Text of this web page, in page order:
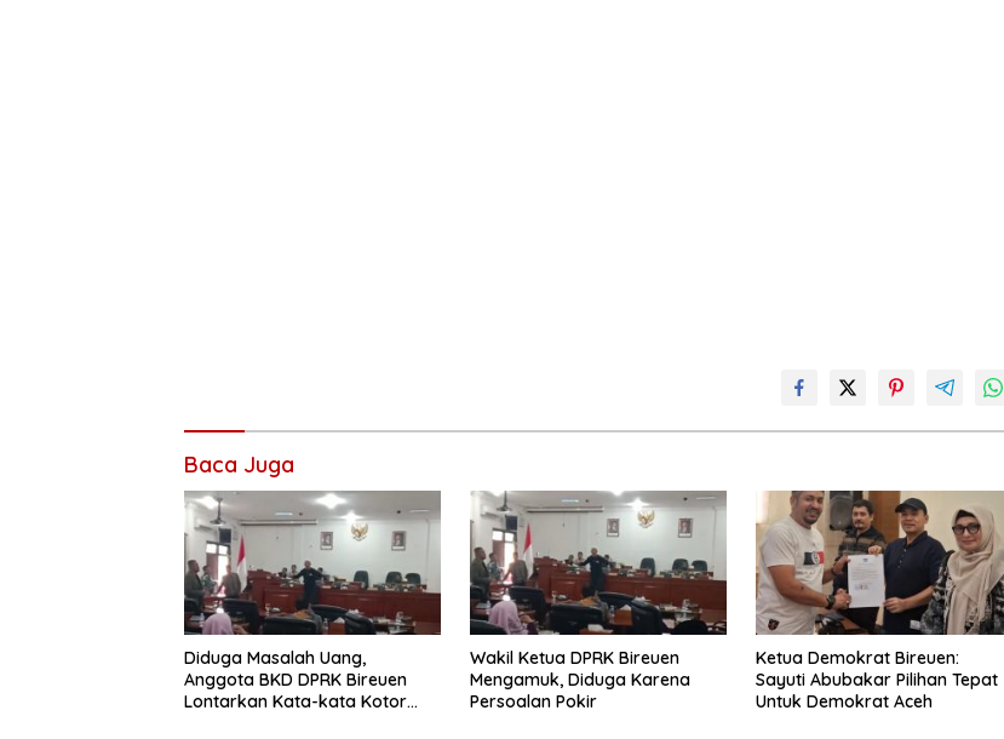
Baca Juga
Diduga Masalah Uang,
Anggota BKD DPRK Bireuen
Lontarkan Kata-kata Kotor
Wakil Ketua DPRK Bireuen
Mengamuk, Diduga Karena
Persoalan Pokir
Ketua Demokrat Bireuen:
Sayuti Abubakar Pilihan Tepat
Untuk Demokrat Aceh